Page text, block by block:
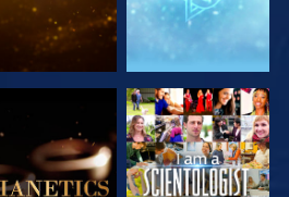
UTFORSKA
SERIEN
TITTA